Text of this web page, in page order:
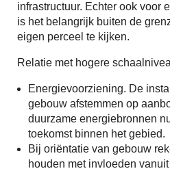
infrastructuur. Echter ook voor
is het belangrijk buiten de
eigen perceel te kijken.
Relatie met hogere
Energievoorziening. De
gebouw afstemmen op
duurzame energiebronnen
toekomst binnen het gebied.
Bij oriëntatie van gebouw
houden met invloeden